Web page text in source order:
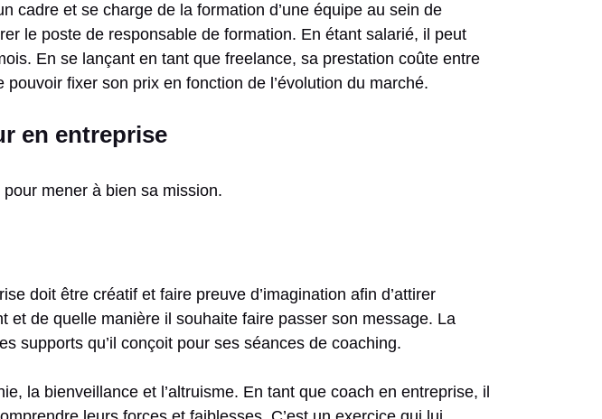
cadre et se charge de la formation d’une équipe au sein de
le poste de responsable de formation. En étant salarié, il peut
En se lançant en tant que freelance, sa prestation coûte entre
fixer son prix en fonction de l’évolution du marché.
en entreprise
mener à bien sa mission.
doit être créatif et faire preuve d’imagination afin d’attirer
et de quelle manière il souhaite faire passer son message. La
supports qu’il conçoit pour ses séances de coaching.
la bienveillance et l’altruisme. En tant que coach en entreprise, il